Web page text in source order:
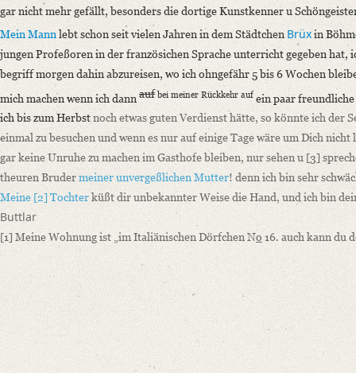
gar nicht mehr gefällt, besonders die dortige Kunstkenner u
Mein Mann lebt schon seit vielen Jahren in dem Städtchen Brüxin
jungen Profeßoren in der französichen Sprache unterricht gegeben hat,
begriff morgen dahin abzureisen, wo ich ohngefähr 5 bis 6 Wochen
mich machen wenn ich dann auf bei meiner Rückkehr auf ein paar
ich bis zum Herbstnoch etwas guten Verdienst hätte, so könnte ich der
einmal zu besuchen und wenn es nur auf einige Tage wäre um Dich
gar keine Unruhe zu machen im Gasthofe bleiben, nur sehen u [3]
theuren Brudermeiner unvergeßlichen Mutter! denn ich bin sehr
Meine [2] Tochterküßt dir unbekannter Weise die Hand, und ich bin
Buttlar
[1] Meine Wohnung ist „im Italiänischen Dörfchen No 16. auch kann du